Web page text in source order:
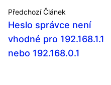
Předchozí Článek
Heslo správce není
vhodné pro 192.168.1.1
nebo 192.168.0.1